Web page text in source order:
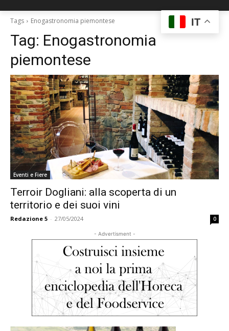
Tags Enogastronomia piemontese
Tag: Enogastronomia
piemontese
Eventi e Fiere
Terroir Dogliani: alla scoperta di un
territorio e dei suoi vini
Redazione 5 - 27/05/2024 0
- Advertisment -
IT